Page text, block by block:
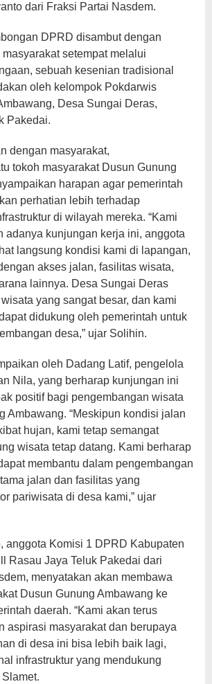
dari Fraksi Partai Nasdem.
DPRD disambut dengan
setempat melalui
sebuah kesenian tradisional
oleh kelompok Pokdarwis
Desa Sungai Deras,
Pakedai.
dengan masyarakat,
tokoh masyarakat Dusun Gunung
harapan agar pemerintah
perhatian lebih terhadap
di wilayah mereka. “Kami
adanya kunjungan kerja ini, anggota
langsung kondisi kami di lapangan,
akses jalan, fasilitas wisata,
lainnya. Desa Sungai Deras
yang sangat besar, dan kami
didukung oleh pemerintah untuk
desa,” ujar Solihin.
oleh Dadang Latif, pengelola
Nila, yang berharap kunjungan ini
positif bagi pengembangan wisata
Ambawang. “Meskipun kondisi jalan
hujan, kami tetap semangat
wisata tetap datang. Kami berharap
membantu dalam pengembangan
jalan dan fasilitas yang
pariwisata di desa kami,” ujar
anggota Komisi 1 DPRD Kabupaten
Rasau Jaya Teluk Pakedai dari
menyatakan akan membawa
Dusun Gunung Ambawang ke
daerah. “Kami akan terus
aspirasi masyarakat dan berupaya
di desa ini bisa lebih baik lagi,
infrastruktur yang mendukung
Slamet.